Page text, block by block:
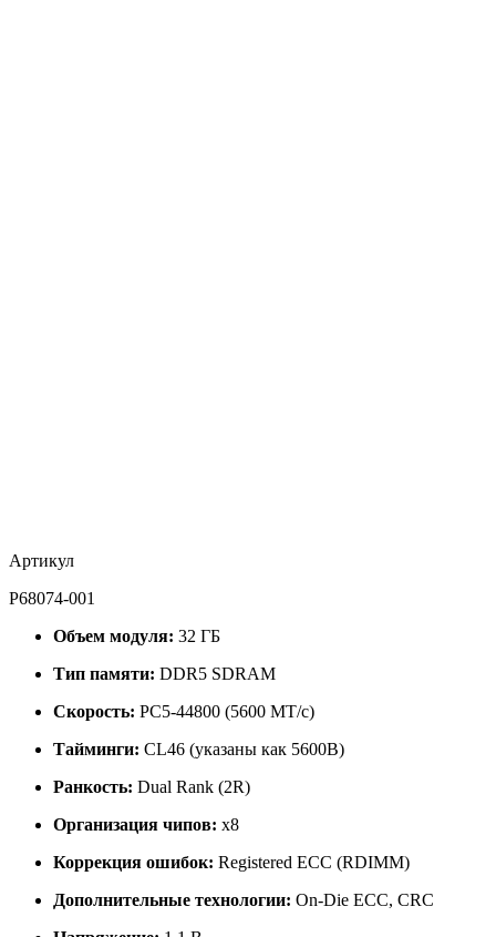
Артикул
P68074-001
Объем модуля: 32 ГБ
Тип памяти: DDR5 SDRAM
Скорость: PC5-44800 (5600 МТ/с)
Тайминги: CL46 (указаны как 5600B)
Ранкость: Dual Rank (2R)
Организация чипов: x8
Коррекция ошибок: Registered ECC (RDIMM)
Дополнительные технологии: On-Die ECC, CRC